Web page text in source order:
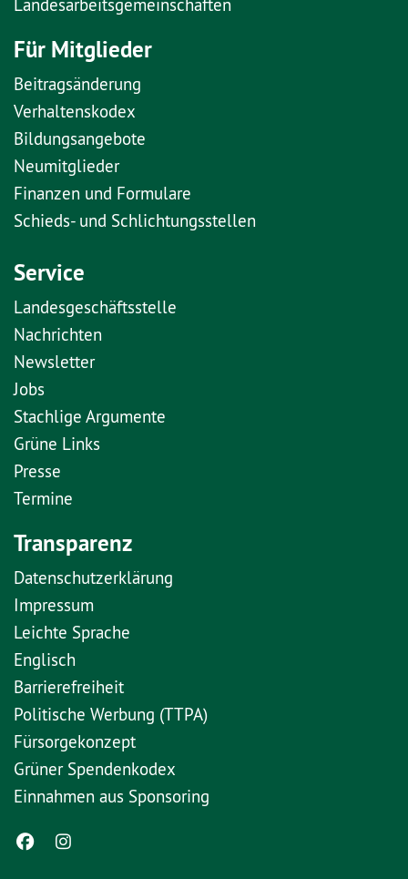
Für Mitglieder
Beitragsänderung
Verhaltenskodex
Bildungsangebote
Neumitglieder
Finanzen und Formulare
Schieds- und Schlichtungsstellen
Service
Landesgeschäftsstelle
Nachrichten
Newsletter
Jobs
Stachlige Argumente
Grüne Links
Presse
Termine
Transparenz
Datenschutzerklärung
Impressum
Leichte Sprache
Englisch
Barrierefreiheit
Politische Werbung (TTPA)
Fürsorgekonzept
Grüner Spendenkodex
Einnahmen aus Sponsoring